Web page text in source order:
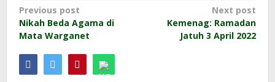
Post
navigation
Previous post
Nikah Beda Agama di
Mata Warganet
Next post
Kemenag: Ramadan
Jatuh 3 April 2022